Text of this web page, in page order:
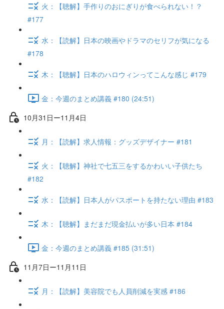
火：【聴解】手作りのおにぎりが食べられない！？
#177
水：【読解】日本の映画やドラマのセリフが気になる
#178
木：【聴解】日本のハロウィンってこんな感じ #179
金：今週のまとめ講義 #180 (24:51)
10月31日ー11月4日
月：【読解】求人情報：グッズデザイナー #181
火：【聴解】神社で七五三をするかわいい子供たち
#182
水：【読解】日本人がパスポートを持たない理由 #183
木：【聴解】まだまだ現金払いが多い日本 #184
金：今週のまとめ講義 #185 (31:51)
11月7日ー11月11日
月：【読解】美容院でも人員削減を実感 #186